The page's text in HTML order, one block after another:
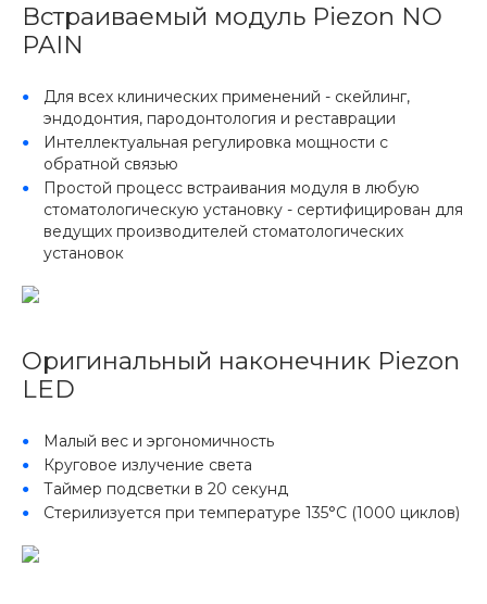
Встраиваемый модуль Piezon NO
PAIN
Для всех клинических применений - скейлинг,
эндодонтия, пародонтология и реставрации
Интеллектуальная регулировка мощности с
обратной связью
Простой процесс встраивания модуля в любую
стоматологическую установку - сертифицирован для
ведущих производителей стоматологических
установок
Оригинальный наконечник Piezon
LED
Малый вес и эргономичность
Круговое излучение света
Таймер подсветки в 20 секунд
Стерилизуется при температуре 135°C (1000 циклов)